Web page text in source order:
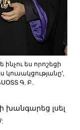
ես որոշեցի
կուսակցությանը',
Գ. Բ.
լսել